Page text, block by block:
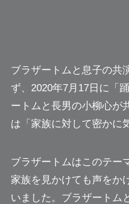
ブラザートムと息子の共
ず、2020年7月17日に「
ートムと長男の小柳心が
は 「家族に対して密かに
ブラザートムはこのテー
家族を見かけても声をか
いました。ブラザートム